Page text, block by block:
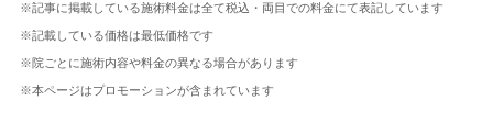
※記事に掲載している施術料金は全て税込・両目での料金にて表記しています
※記載している価格は最低価格です
※院ごとに施術内容や料金の異なる場合があります
※本ページはプロモーションが含まれています